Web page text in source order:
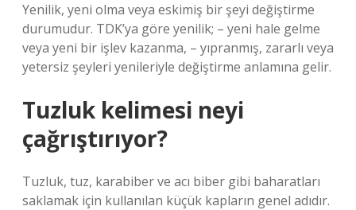
Yenilik, yeni olma veya eskimiş bir şeyi değiştirme
durumudur. TDK’ya göre yenilik; – yeni hale gelme
veya yeni bir işlev kazanma, – yıpranmış, zararlı veya
yetersiz şeyleri yenileriyle değiştirme anlamına gelir.
Tuzluk kelimesi neyi
çağrıştırıyor?
Tuzluk, tuz, karabiber ve acı biber gibi baharatları
saklamak için kullanılan küçük kapların genel adıdır.